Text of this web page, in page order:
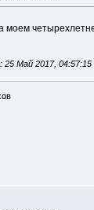
моем
25 Май 2017,